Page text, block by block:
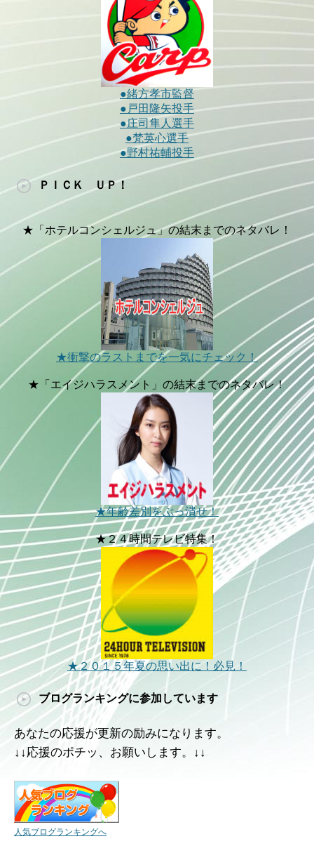
●緒方孝市監督
●戸田隆矢投手
●庄司隼人選手
●梵英心選手
●野村祐輔投手
ＰＩＣＫ ＵＰ！
★「ホテルコンシェルジュ」の結末までのネタバレ！
★衝撃のラストまでを一気にチェック！
★「エイジハラスメント」の結末までのネタバレ！
★年齢差別をぶっ潰せ！
★２４時間テレビ特集！
★２０１５年夏の思い出に！必見！
ブログランキングに参加しています
あなたの応援が更新の励みになります。
↓↓応援のポチッ、お願いします。↓↓
人気ブログランキングへ